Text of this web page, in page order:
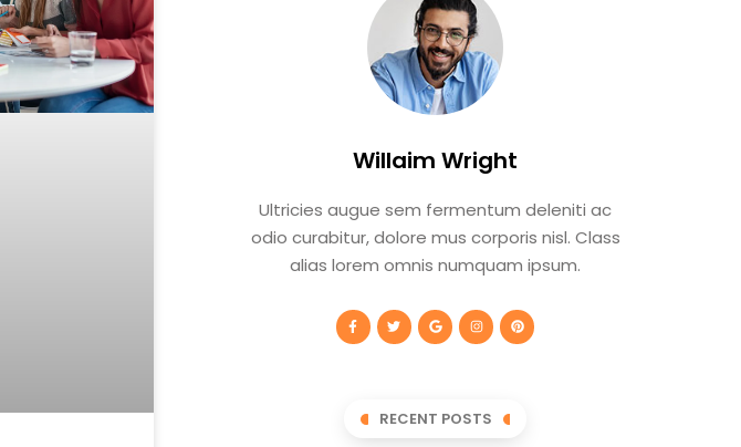
Willaim Wright
Ultricies augue sem fermentum deleniti ac
odio curabitur, dolore mus corporis nisl. Class
alias lorem omnis numquam ipsum.
RECENT POSTS